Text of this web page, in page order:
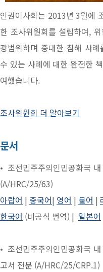
인권이사회는 2013년 3월에
한 조사위원회를 설립하여,
광범위하며 중대한 침해 사
수 있는 사례에 대한 완전한
여했습니다.
조사위원회 더 알아보기
문서
• 조선민주주의인민공화국
(A/HRC/25/63)
아랍어 | 중국어| 영어 | 불어 |
한국어 (비공식 번역) | 일본어
• 조선민주주의인민공화국
고서 전문 (A/HRC/25/CRP.1)